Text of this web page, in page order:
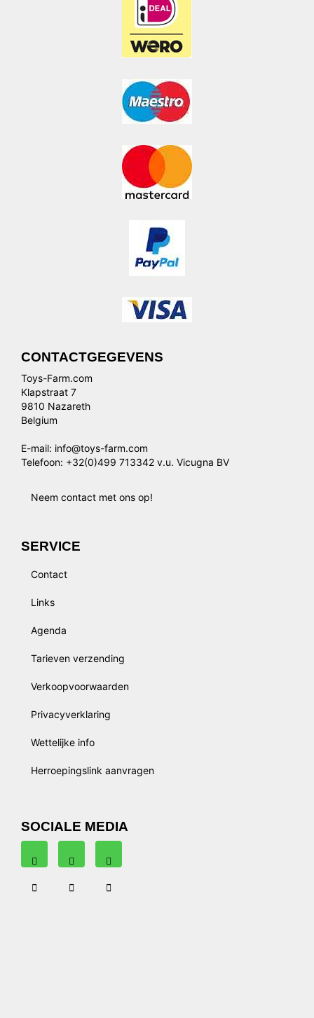
CONTACTGEGEVENS
Toys-Farm.com
Klapstraat 7
9810 Nazareth
Belgium
E-mail: info@toys-farm.com
Telefoon: +32(0)499 713342 v.u. Vicugna BV
Neem contact met ons op!
SERVICE
Contact
Links
Agenda
Tarieven verzending
Verkoopvoorwaarden
Privacyverklaring
Wettelijke info
Herroepingslink aanvragen
SOCIALE MEDIA